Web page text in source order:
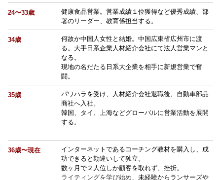
24〜33歳
健康食品営業。営業成績１位獲得など優秀成績、部
署のリーダー、教育係担当する。
34歳
何故か中国人女性と結婚。中国広東省広州市に渡
る。大手日系企業人材紹介会社にて法人営業マンと
なる。
現地の名だたる日系大企業を相手に新規営業で奮
闘。
35歳
パワハラを受け、人材紹介会社退職後、自動車部品
商社へ入社。
韓国、タイ、上海などグローバルに営業活動を展開
する。
36歳〜現在
インターネットであるコーチング教材を購入し、成
功できると勘違いして独立。
数ヶ月で２人位しか顧客を取れず、挫折。
ライティングを学び始め、 未経験からランサーズや